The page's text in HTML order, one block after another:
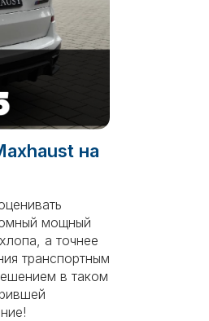
на
мощный
а точнее
транспортным
в таком